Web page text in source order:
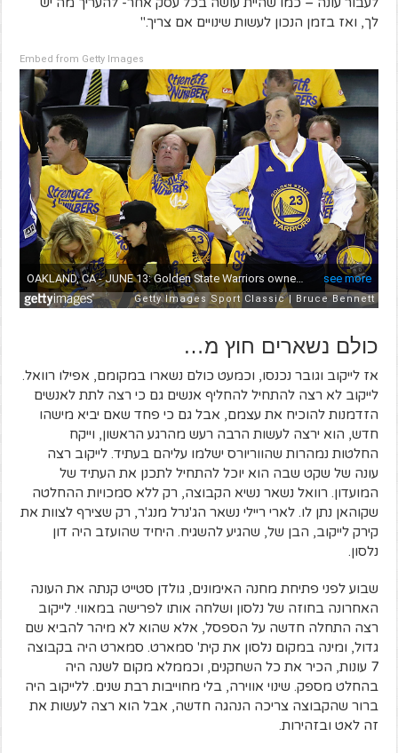
לך, ואז בזמן הנכון לעשות שינויים אם צריך."
Embed from Getty Images
כולם נשארים חוץ מ…
אז לייקוב וגובר נכנסו, וכמעט כולם נשארו במקומם, אפילו רוואל.
לייקוב לא רצה להתחיל להחליף אנשים גם כי רצה לתת לאנשים
הזדמנות להוכיח את עצמם, אבל גם כי פחד שאם יביא מישהו
חדש, הוא ירצה לעשות הרבה רעש מהרגע הראשון, וייקח
החלטות נמהרות שהווריורס ישלמו עליהם בעתיד. לייקוב רצה
עונה של שקט שבה הוא יוכל להתחיל לתכנן את העתיד של
המועדון. רוואל נשאר נשיא הקבוצה, רק ללא סמכויות ההחלטה
שקוהאן נתן לו. לארי ריילי נשאר הג'נרל מנג'ר, רק שצירף לצוות את
קירק לייקוב, הבן של, שהגיע להשגיח. היחיד שהועזב היה דון
נלסון.
שבוע לפני פתיחת מחנה האימונים, גולדן סטייט קנתה את העונה
האחרונה בחוזה של נלסון ושלחה אותו לפרישה במאווי. לייקוב
רצה התחלה חדשה על הספסל, אלא שהוא לא מיהר להביא שם
גדול, ומינה במקום נלסון את קית' סמארט. סמארט היה בקבוצה
7 עונות, הכיר את כל השחקנים, וכממלא מקום לשנה היה
בהחלט מספק. שינוי אווירה, בלי מחוייבות רבת שנים. ללייקוב היה
ברור שהקבוצה צריכה הנהגה חדשה, אבל הוא רצה לעשות את
זה לאט ובזהירות.